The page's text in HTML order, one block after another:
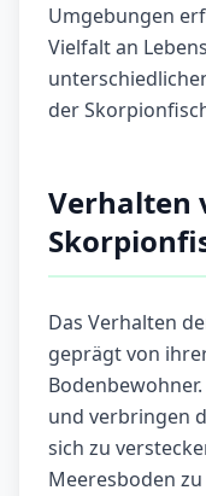
Umgebungen
Vielfalt an
der
Verhalten
Das Verhalten
geprägt von
und verbringen
sich zu
Meeresboden